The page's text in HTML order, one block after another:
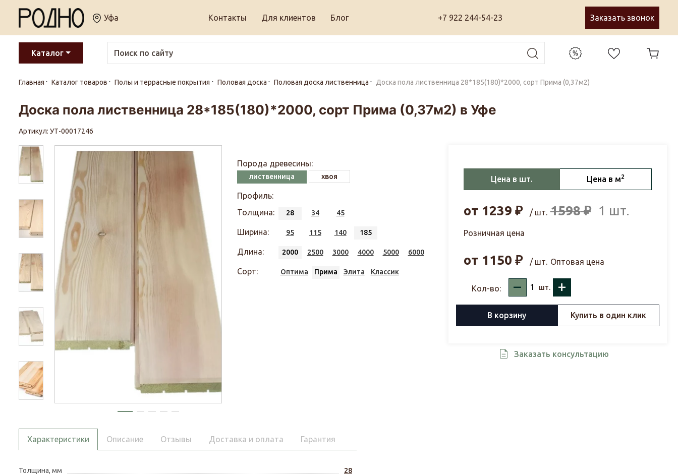
Уфа Контакты Для клиентов Блог +7 922 244-54-23 Заказать звонок
Каталог
Главная Каталог товаров Полы и террасные покрытия Половая доска Половая доска лиственница Доска пола лиственница 28*185(180)*2000, сорт Прима (0,37м2)
Доска пола лиственница 28*185(180)*2000, сорт Прима (0,37м2) в Уфе
Артикул: УТ-00017246
Порода древесины:
лиственница хвоя
Профиль:
Толщина:
28 34 45
Ширина: 95 115 140 185
Длина: 2000 2500 3000 4000 5000 6000
Сорт: Оптима Прима Элита Классик
Цена в шт. Цена в м2
от 1239 ₽ / шт. 1598₽ 1 шт.
Розничная цена
от 1150 ₽ / шт. Оптовая цена
Кол-во: – шт. +
В корзину Купить в один клик
Заказать консультацию
Характеристики Описание Отзывы Доставка и оплата Гарантия
Толщина, мм
28